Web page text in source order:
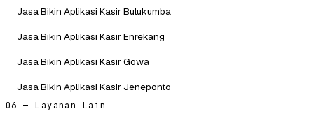
Jasa Bikin Aplikasi Kasir Bulukumba
Jasa Bikin Aplikasi Kasir Enrekang
Jasa Bikin Aplikasi Kasir Gowa
Jasa Bikin Aplikasi Kasir Jeneponto
06 — Layanan Lain